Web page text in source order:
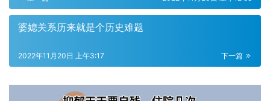
婆媳关系历来就是个历史难题
下一篇
2022年11月20日 上午3:17